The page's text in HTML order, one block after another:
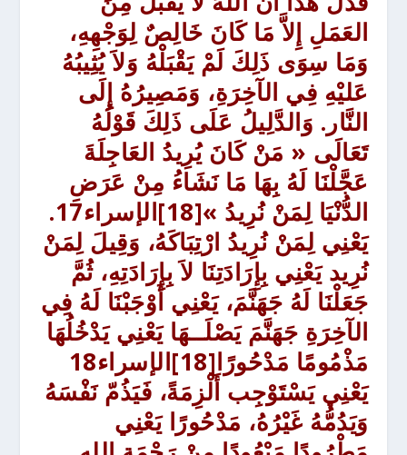
العَمَلِ إِلاَّ مَا كَانَ خَالِصٌ لِوَجْهِهِ،
وَمَا سِوَى ذَلِكَ لَمْ يَقْبَلْهُ وَلاَ يُثِيبُهُ
عَليْهِ فِي الآخِرَةِ، وَمَصِيرُهُ إِلَى
النَّار. وَالدَّلِيلُ عَلَى ذَلِكَ قَوْلُهُ
تَعَالَى « مَنْ كَانَ يُرِيدُ العَاجِلَةَ
عَجَّلْنَا لَهُ بِهَا مَا نَشَاءُ مِنْ عَرَضِ
الدُّنْيَا لِمَنْ نُرِيدُ »[18]الإسراء17
.
يَعْنِي لِمَنْ نُرِيدُ ارْتِبَاكَهُ، وَقِيلَ لِمَنْ
نُرِيد يَعْنِي بِإِرَادَتِنَا لاَ بِإِرَادَتِهِ، ثُمَّ
جَعَلْنَا لَهُ جَهَنَّمَ، يَعْنِي أَوْجَبْنَا لَهُ فِي
الآخِرَةِ جَهَنَّمَ يَصْلَــهَا يَعْنِي يَدْخُلُهَا
مَذْمُومًا مَدْحُورًا[18]الإسراء18
يَعْنِي يَسْتَوْجِب أَلْزِمَةً، فَيَذُمّ نَفْسَهُ
وَيَدُمُّهُ غَيْرُهُ، مَدْحُورًا يَعْنِي